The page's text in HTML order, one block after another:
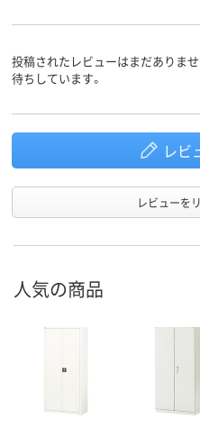
商品環境
スコア
投稿されたレビューはまだありま
待ちしています。
レビ
レビューを
人気の商品